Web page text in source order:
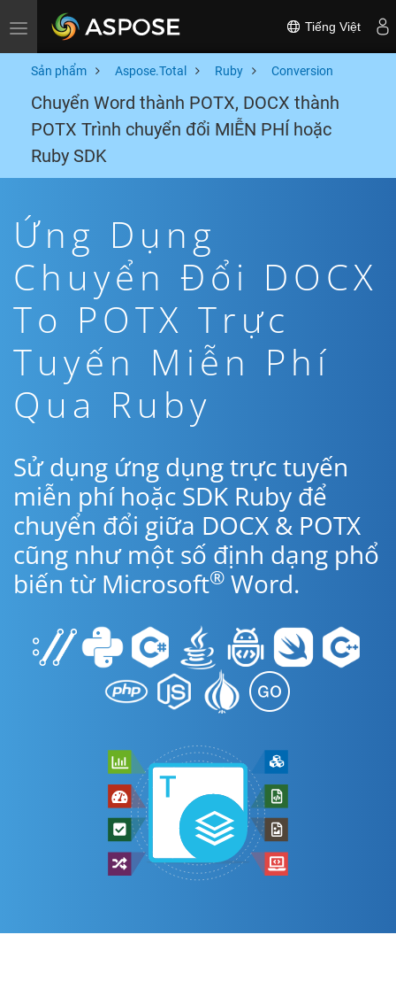
Toggle navigation Tiếng Việt
Sản phẩm Aspose.Total Ruby Conversion
Chuyển Word thành POTX, DOCX thành
POTX Trình chuyển đổi MIỄN PHÍ hoặc
Ruby SDK
Ứng Dụng
Chuyển Đổi DOCX
To POTX Trực
Tuyến Miễn Phí
Qua Ruby
Sử dụng ứng dụng trực tuyến
miễn phí hoặc SDK Ruby để
chuyển đổi giữa DOCX & POTX
cũng như một số định dạng phổ
biến từ Microsoft® Word.